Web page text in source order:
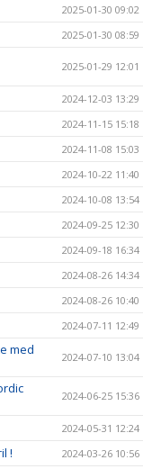
2025-01-30 09:02
2025-01-30 08:59
2025-01-29 12:01
2024-12-03 13:29
2024-11-15 15:18
2024-11-08 15:03
2024-10-22 11:40
2024-10-08 13:54
2024-09-25 12:30
2024-09-18 16:34
2024-08-26 14:34
2024-08-26 10:40
2024-07-11 12:49
med
2024-07-10 13:04
2024-06-25 15:36
2024-05-31 12:24
! 2024-03-26 10:56